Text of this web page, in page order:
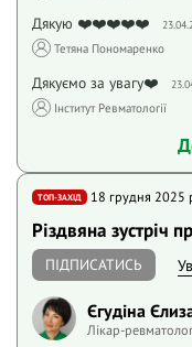
Дякую ❤️❤️❤️❤️❤️
Тетяна Пономаренко
Дякуємо за увагу❤️
Iнститут Ревматології
ТОП-ЗАХІД 18 грудня 2025
Різдвяна зустріч
ПІДПИСАТИСЬ
Єгудіна
Лікар-